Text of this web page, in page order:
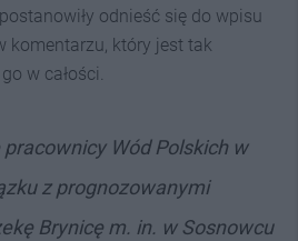
odnieść się do wpisu
komentarzu, który jest tak
w całości.
Wód Polskich w
z prognozowanymi
Brynicę m. in. w Sosnowcu